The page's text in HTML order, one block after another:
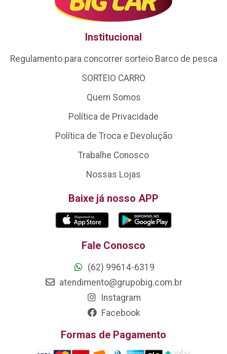
Institucional
Regulamento para concorrer sorteio Barco de pesca
SORTEIO CARRO
Quem Somos
Política de Privacidade
Política de Troca e Devolução
Trabalhe Conosco
Nossas Lojas
Baixe já nosso APP
Fale Conosco
(62) 99614-6319
atendimento@grupobig.com.br
Instagram
Facebook
Formas de Pagamento